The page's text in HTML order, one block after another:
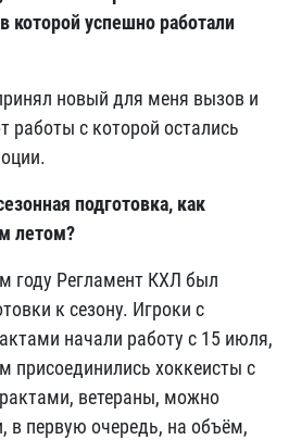
которой успешно работали
новый для меня вызов и
работы с которой остались
подготовка, как
летом?
году Регламент КХЛ был
к сезону. Игроки с
начали работу с 15 июля,
присоединились хоккеисты с
ветераны, можно
в первую очередь, на объём,